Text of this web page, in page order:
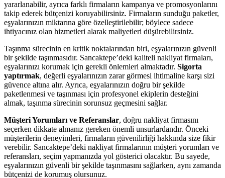
yararlanabilir, ayrıca farklı firmaların kampanya ve promosyonlarını
takip ederek bütçenizi koruyabilirsiniz. Firmaların sunduğu paketler,
eşyalarınızın miktarına göre özelleştirilebilir; böylece sadece
ihtiyacınız olan hizmetleri alarak maliyetleri düşürebilirsiniz.
Taşınma sürecinin en kritik noktalarından biri, eşyalarınızın güvenli
bir şekilde taşınmasıdır. Sancaktepe’deki kaliteli nakliyat firmaları,
eşyalarınızı korumak için gerekli önlemleri almaktadır. Sigorta
yaptırmak, değerli eşyalarınızın zarar görmesi ihtimaline karşı sizi
güvence altına alır. Ayrıca, eşyalarınızın doğru bir şekilde
paketlenmesi ve taşınması için profesyonel ekiplerin desteğini
almak, taşınma sürecinin sorunsuz geçmesini sağlar.
Müşteri Yorumları ve Referanslar, doğru nakliyat firmasını
seçerken dikkate almanız gereken önemli unsurlardandır. Önceki
müşterilerin deneyimleri, firmaların güvenilirliği hakkında size fikir
verebilir. Sancaktepe’deki nakliyat firmalarının müşteri yorumları ve
referansları, seçim yapmanızda yol gösterici olacaktır. Bu sayede,
eşyalarınızın güvenli bir şekilde taşınmasını sağlarken, aynı zamanda
bütçenizi de korumuş olursunuz.